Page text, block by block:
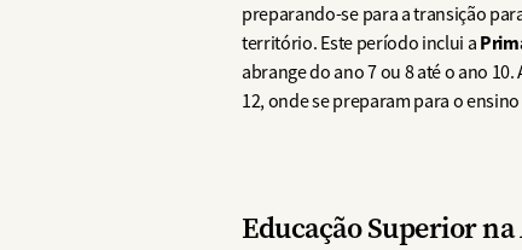
preparando-se para a transição
território. Este período inclui a
abrange do ano 7 ou 8 até o ano
12, onde se preparam para o
Educação Superior